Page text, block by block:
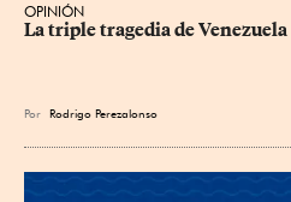
OPINIÓN
La triple tragedia de Venezuela
Por Rodrigo Perezalonso